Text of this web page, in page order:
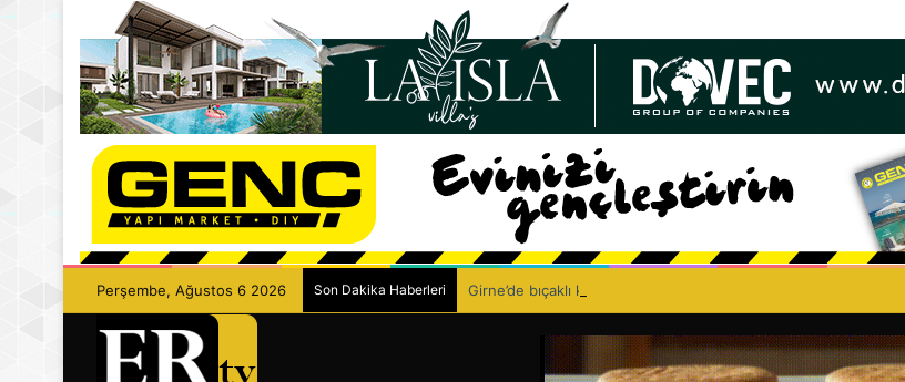
Perşembe, Ağustos 6 2026 Son Dakika Haberleri Girne’de bıçaklı kavga can aldı: 40 yaşındaki adam yaşamını yitirdi